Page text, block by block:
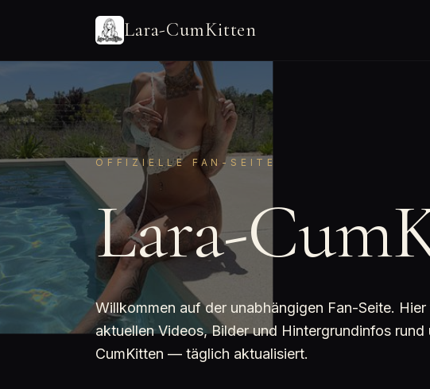
Lara-CumKitten
OFFIZIELLE FAN-SEITE
Lara-
Willkommen auf der unabhängigen Fan-Seite.
aktuellen Videos, Bilder und Hintergrundinfos rund
CumKitten — täglich aktualisiert.